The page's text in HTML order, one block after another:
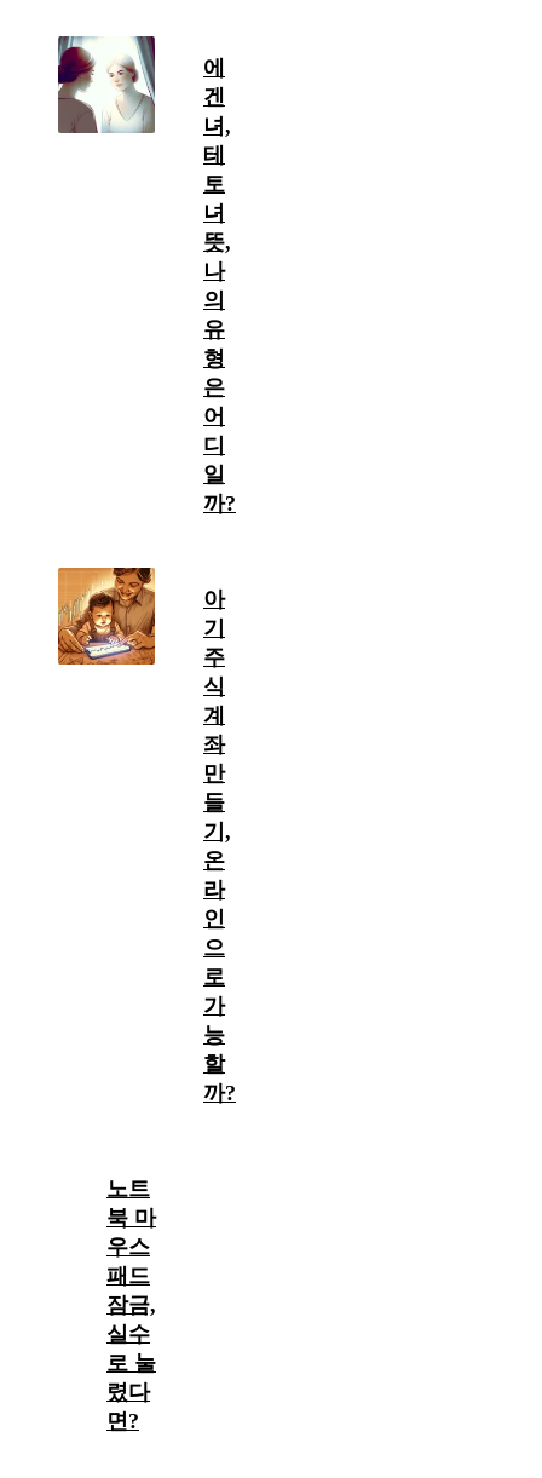
에
겐
녀,
테
토
녀
뜻,
나
의
유
형
은
어
디
일
까?
아
기
주
식
계
좌
만
들
기,
온
라
인
으
로
가
능
할
까?
노트
북 마
우스
패드
잠금,
실수
로 눌
렸다
면?